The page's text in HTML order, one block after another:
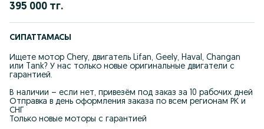
395 000 тг.
СИПАТТАМАСЫ
Ищете мотор Chery, двигатель Lifan, Geely, Haval, Changan
или Tank? У нас только новые оригинальные двигатели с
гарантией.
В наличии – если нет, привезём под заказ за 10 рабочих дней
Отправка в день оформления заказа по всем регионам РК и
СНГ
Только новые моторы с гарантией